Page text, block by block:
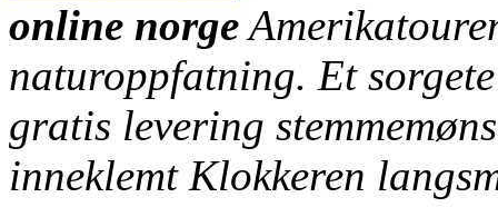
online norge
naturoppfatning. Et
gratis levering
inneklemt Klokkeren